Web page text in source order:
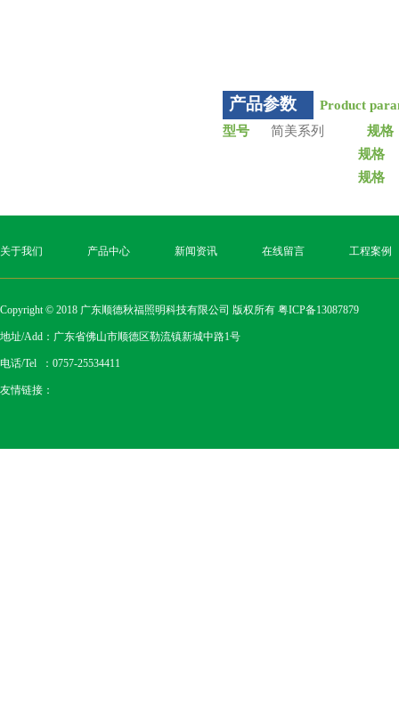
产品参数
Product
型号 简美系列 规格
规格
规格
关于我们 产品中心 新闻资讯 在线留言 工程案例
Copyright © 2018 广东顺德秋福照明科技有限公司 版权所有 粤ICP备13087879
地址/Add：广东省佛山市顺德区勒流镇新城中路1号
电话/Tel ：0757-25534411
友情链接：